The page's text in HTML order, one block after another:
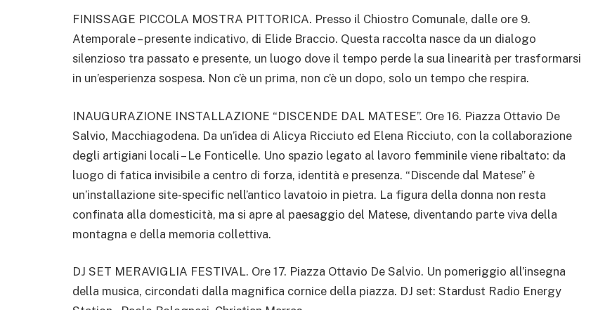
FINISSAGE PICCOLA MOSTRA PITTORICA. Presso il Chiostro Comunale, dalle ore 9.
Atemporale – presente indicativo, di Elide Braccio. Questa raccolta nasce da un dialogo
silenzioso tra passato e presente, un luogo dove il tempo perde la sua linearità per trasformarsi
in un’esperienza sospesa. Non c’è un prima, non c’è un dopo, solo un tempo che respira.
INAUGURAZIONE INSTALLAZIONE “DISCENDE DAL MATESE”. Ore 16. Piazza Ottavio De
Salvio, Macchiagodena. Da un’idea di Alicya Ricciuto ed Elena Ricciuto, con la collaborazione
degli artigiani locali – Le Fonticelle. Uno spazio legato al lavoro femminile viene ribaltato: da
luogo di fatica invisibile a centro di forza, identità e presenza. “Discende dal Matese” è
un’installazione site-specific nell’antico lavatoio in pietra. La figura della donna non resta
confinata alla domesticità, ma si apre al paesaggio del Matese, diventando parte viva della
montagna e della memoria collettiva.
DJ SET MERAVIGLIA FESTIVAL. Ore 17. Piazza Ottavio De Salvio. Un pomeriggio all’insegna
della musica, circondati dalla magnifica cornice della piazza. DJ set: Stardust Radio Energy